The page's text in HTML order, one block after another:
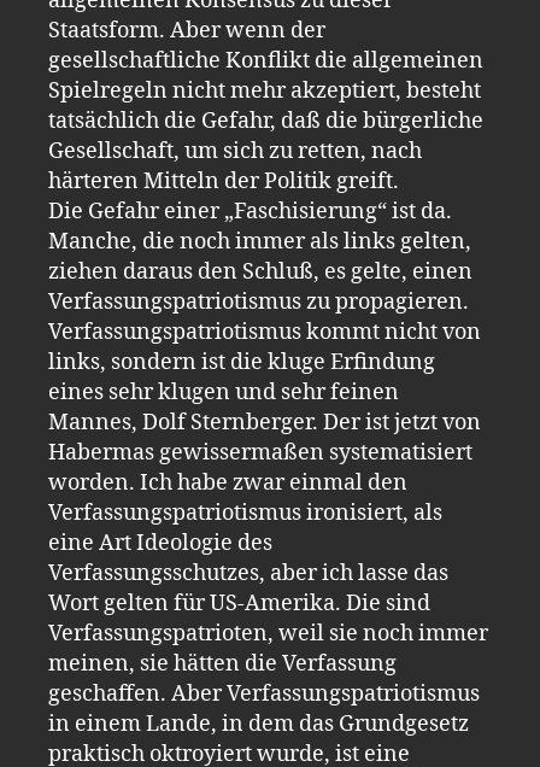
Staatsform. Aber wenn der
gesellschaftliche Konflikt die allgemeinen
Spielregeln nicht mehr akzeptiert, besteht
tatsächlich die Gefahr, daß die bürgerliche
Gesellschaft, um sich zu retten, nach
härteren Mitteln der Politik greift.
Die Gefahr einer „Faschisierung“ ist da.
Manche, die noch immer als links gelten,
ziehen daraus den Schluß, es gelte, einen
Verfassungspatriotismus zu propagieren.
Verfassungspatriotismus kommt nicht von
links, sondern ist die kluge Erfindung
eines sehr klugen und sehr feinen
Mannes, Dolf Sternberger. Der ist jetzt von
Habermas gewissermaßen systematisiert
worden. Ich habe zwar einmal den
Verfassungspatriotismus ironisiert, als
eine Art Ideologie des
Verfassungsschutzes, aber ich lasse das
Wort gelten für US-Amerika. Die sind
Verfassungspatrioten, weil sie noch immer
meinen, sie hätten die Verfassung
geschaffen. Aber Verfassungspatriotismus
in einem Lande, in dem das Grundgesetz
praktisch oktroyiert wurde, ist eine